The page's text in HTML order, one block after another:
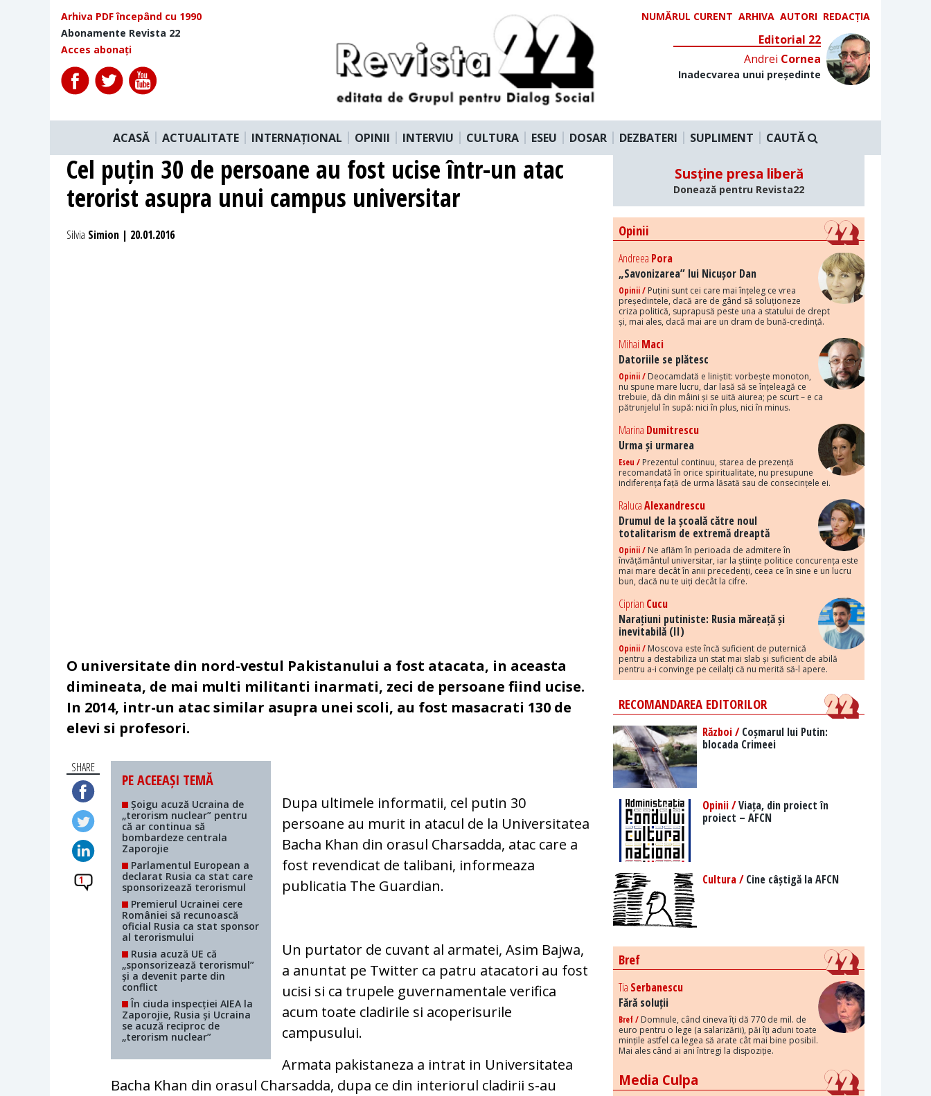
Arhiva PDF începând cu 1990
Abonamente Revista 22
Acces abonați
NUMĂRUL CURENT ARHIVA AUTORI REDACȚIA
Editorial 22
Andrei Cornea
Inadecvarea unui președinte
ACASĂ ACTUALITATE INTERNAȚIONAL OPINII INTERVIU CULTURA ESEU DOSAR DEZBATERI SUPLIMENT CAUTĂ
Cel puțin 30 de persoane au fost ucise într-un atac
terorist asupra unui campus universitar
Silvia Simion | 20.01.2016
O universitate din nord-vestul Pakistanului a fost atacata, in aceasta
dimineata, de mai multi militanti inarmati, zeci de persoane fiind ucise.
In 2014, intr-un atac similar asupra unei scoli, au fost masacrati 130 de
elevi si profesori.
SHARE
1
PE ACEEAȘI TEMĂ
Șoigu acuză Ucraina de
„terorism nuclear” pentru
că ar continua să
bombardeze centrala
Zaporojie
Parlamentul European a
declarat Rusia ca stat care
sponsorizează terorismul
Premierul Ucrainei cere
României să recunoască
oficial Rusia ca stat sponsor
al terorismului
Rusia acuză UE că
„sponsorizează terorismul”
și a devenit parte din
conflict
În ciuda inspecției AIEA la
Zaporojie, Rusia și Ucraina
se acuză reciproc de
„terorism nuclear”
Dupa ultimele informatii, cel putin 30
persoane au murit in atacul de la Universitatea
Bacha Khan din orasul Charsadda, atac care a
fost revendicat de talibani, informeaza
publicatia The Guardian.
Un purtator de cuvant al armatei, Asim Bajwa,
a anuntat pe Twitter ca patru atacatori au fost
ucisi si ca trupele guvernamentale verifica
acum toate cladirile si acoperisurile
campusului.
Armata pakistaneza a intrat in Universitatea
Bacha Khan din orasul Charsadda, dupa ce din interiorul cladirii s-au
Susține presa liberă
Donează pentru Revista22
Opinii
Andreea Pora
„Savonizarea” lui Nicușor Dan
Opinii / Puțini sunt cei care mai înțeleg ce vrea
președintele, dacă are de gând să soluționeze
criza politică, suprapusă peste una a statului de drept
și, mai ales, dacă mai are un dram de bună-credință.
Mihai Maci
Datoriile se plătesc
Opinii / Deocamdată e liniștit: vorbește monoton,
nu spune mare lucru, dar lasă să se înțeleagă ce
trebuie, dă din mâini și se uită aiurea; pe scurt – e ca
pătrunjelul în supă: nici în plus, nici în minus.
Marina Dumitrescu
Urma și urmarea
Eseu / Prezentul continuu, starea de prezență
recomandată în orice spiritualitate, nu presupune
indiferența față de urma lăsată sau de consecințele ei.
RalucaAlexandrescu
Drumul de la școală către noul
totalitarism de extremă dreaptă
Opinii / Ne aflăm în perioada de admitere în
învățământul universitar, iar la științe politice concurența este
mai mare decât în anii precedenți, ceea ce în sine e un lucru
bun, dacă nu te uiți decât la cifre.
Ciprian Cucu
Narațiuni putiniste: Rusia măreață și
inevitabilă (II)
Opinii / Moscova este încă suficient de puternică
pentru a destabiliza un stat mai slab și suficient de abilă
pentru a-i convinge pe ceilalți că nu merită să-l apere.
RECOMANDAREA EDITORILOR
Război /Coșmarul lui Putin:
blocada Crimeei
Opinii /Viața, din proiect în
proiect – AFCN
Cultura /Cine câștigă la AFCN
Bref
Tia Serbanescu
Fără soluții
Bref / Domnule, când cineva îți dă 770 de mil. de
euro pentru o lege (a salarizării), păi îți aduni toate
mințile astfel ca legea să arate cât mai bine posibil.
Mai ales când ai ani întregi la dispoziție.
Media Culpa